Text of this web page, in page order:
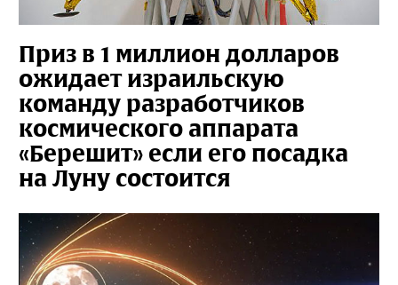
Приз в 1 миллион долларов
ожидает израильскую
команду разработчиков
космического аппарата
«Берешит» если его посадка
на Луну состоится